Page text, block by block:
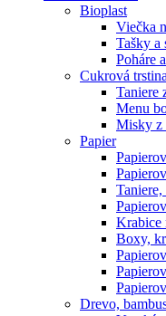
Bioplast
Viečka
Tašky a
Poháre
Cukrová trstina
Taniere
Menu
Misky z
Papier
Krabice
Boxy,
Drevo,